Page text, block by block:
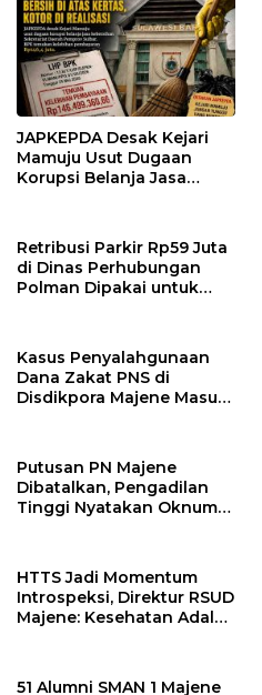
JAPKEPDA Desak Kejari
Mamuju Usut Dugaan
Korupsi Belanja Jasa
Kelebihan Pembayaran
Rp146,4 Juta
Retribusi Parkir Rp59 Juta
di Dinas Perhubungan
Polman Dipakai untuk
Kasus Penyalahgunaan
Dana Zakat PNS di
Disdikpora Majene Masuk
Tersangkanya?
Putusan PN Majene
Dibatalkan, Pengadilan
Tinggi Nyatakan Oknum
Penjara
HTTS Jadi Momentum
Introspeksi, Direktur RSUD
Majene: Kesehatan Adalah
51 Alumni SMAN 1 Majene